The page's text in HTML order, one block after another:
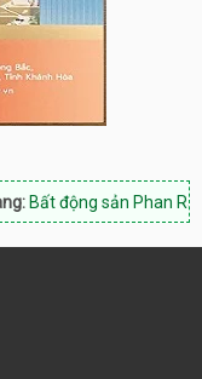
động sản Phan Rang